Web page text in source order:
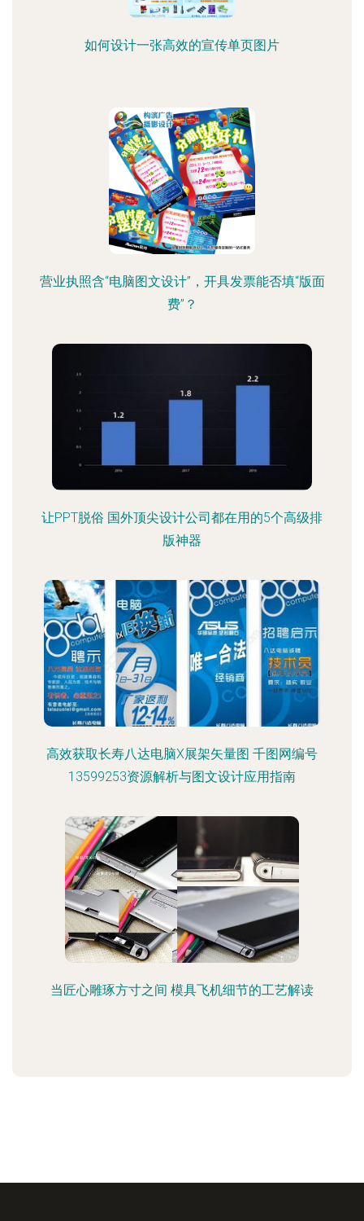
如何设计一张高效的宣传单页图片
营业执照含“电脑图文设计”，开具发票能否填“版面
费”？
让PPT脱俗 国外顶尖设计公司都在用的5个高级排
版神器
高效获取长寿八达电脑X展架矢量图 千图网编号
13599253资源解析与图文设计应用指南
当匠心雕琢方寸之间 模具飞机细节的工艺解读